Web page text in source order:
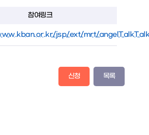
참여링크
jsp/ext/mrt/